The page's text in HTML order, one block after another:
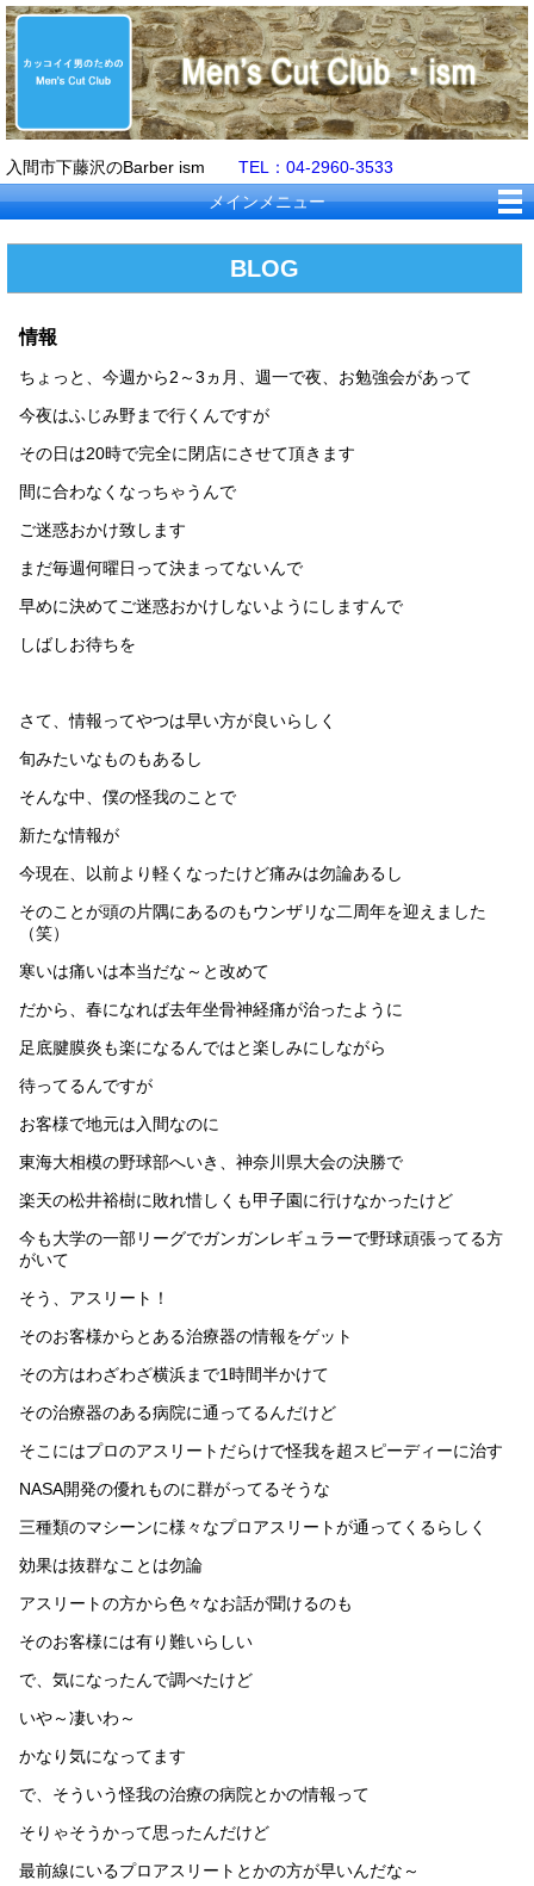
入間市下藤沢のBarber ism TEL：04-2960-3533
メインメニュー
BLOG
情報
ちょっと、今週から2～3ヵ月、週一で夜、お勉強会があって
今夜はふじみ野まで行くんですが
その日は20時で完全に閉店にさせて頂きます
間に合わなくなっちゃうんで
ご迷惑おかけ致します
まだ毎週何曜日って決まってないんで
早めに決めてご迷惑おかけしないようにしますんで
しばしお待ちを
さて、情報ってやつは早い方が良いらしく
旬みたいなものもあるし
そんな中、僕の怪我のことで
新たな情報が
今現在、以前より軽くなったけど痛みは勿論あるし
そのことが頭の片隅にあるのもウンザリな二周年を迎えました
（笑）
寒いは痛いは本当だな～と改めて
だから、春になれば去年坐骨神経痛が治ったように
足底腱膜炎も楽になるんではと楽しみにしながら
待ってるんですが
お客様で地元は入間なのに
東海大相模の野球部へいき、神奈川県大会の決勝で
楽天の松井裕樹に敗れ惜しくも甲子園に行けなかったけど
今も大学の一部リーグでガンガンレギュラーで野球頑張ってる方
がいて
そう、アスリート！
そのお客様からとある治療器の情報をゲット
その方はわざわざ横浜まで1時間半かけて
その治療器のある病院に通ってるんだけど
そこにはプロのアスリートだらけで怪我を超スピーディーに治す
NASA開発の優れものに群がってるそうな
三種類のマシーンに様々なプロアスリートが通ってくるらしく
効果は抜群なことは勿論
アスリートの方から色々なお話が聞けるのも
そのお客様には有り難いらしい
で、気になったんで調べたけど
いや～凄いわ～
かなり気になってます
で、そういう怪我の治療の病院とかの情報って
そりゃそうかって思ったんだけど
最前線にいるプロアスリートとかの方が早いんだな～